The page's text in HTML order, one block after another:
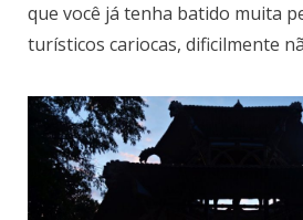
que você já tenha batido muita
turísticos cariocas, dificilmente